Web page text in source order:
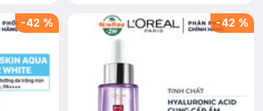
-42 % -42 %